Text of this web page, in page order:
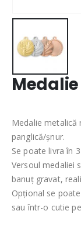
Medalie metalică
panglică/șnur.
Se poate livra în
Versoul medaliei
banuț gravat,
Opțional se
sau într-o cutie